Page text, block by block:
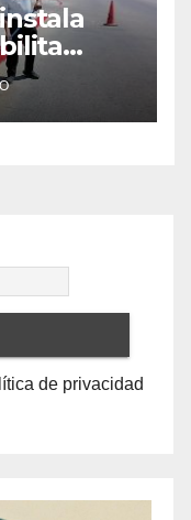
Los
de privacidad